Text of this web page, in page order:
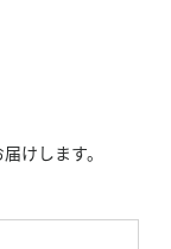
けします。